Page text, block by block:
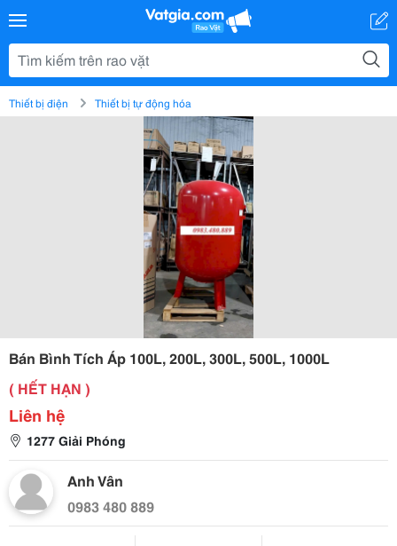
Thiết bị điện Thiết bị tự động hóa
Bán Bình Tích Áp 100L, 200L, 300L, 500L, 1000L
( HẾT HẠN )
Liên hệ
1277 Giải Phóng
Anh Vân
0983 480 889